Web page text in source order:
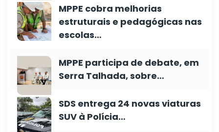
MPPE cobra melhorias
estruturais e pedagógicas nas
escolas…
MPPE participa de debate, em
Serra Talhada, sobre…
SDS entrega 24 novas viaturas
SUV à Polícia…